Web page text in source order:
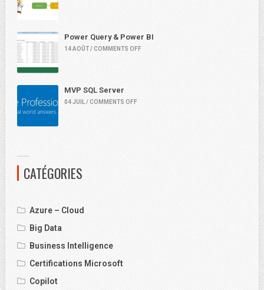
Power Query & Power BI
14 AOÛT / COMMENTS OFF
MVP SQL Server
04 JUIL / COMMENTS OFF
CATÉGORIES
Azure – Cloud
Big Data
Business Intelligence
Certifications Microsoft
Copilot